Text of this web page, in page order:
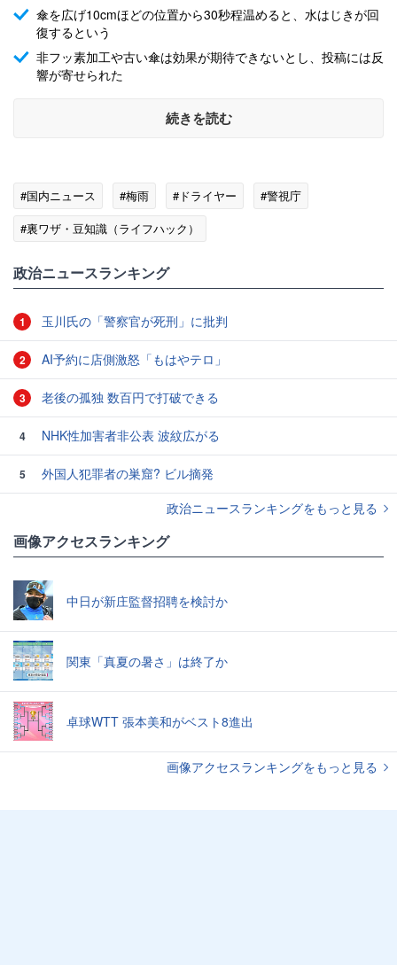
傘を広げ10cmほどの位置から30秒程温めると、水はじきが回
復するという
非フッ素加工や古い傘は効果が期待できないとし、投稿には反
響が寄せられた
続きを読む
#国内ニュース #梅雨 #ドライヤー
#警視庁
#裏ワザ・豆知識（ライフハック）
政治ニュースランキング
1 玉川氏の「警察官が死刑」に批判
2 AI予約に店側激怒「もはやテロ」
3 老後の孤独 数百円で打破できる
4 NHK性加害者非公表 波紋広がる
5
外国人犯罪者の巣窟? ビル摘発
政治ニュースランキングをもっと見る
画像アクセスランキング
中日が新庄監督招聘を検討か
関東「真夏の暑さ」は終了か
卓球WTT 張本美和がベスト8進出
画像アクセスランキングをもっと見る